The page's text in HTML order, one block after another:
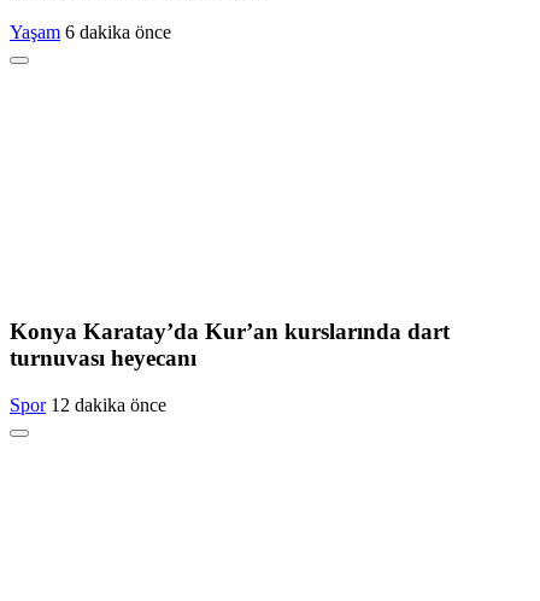
Yaşam 6 dakika önce
Konya Karatay’da Kur’an kurslarında dart
turnuvası heyecanı
Spor 12 dakika önce